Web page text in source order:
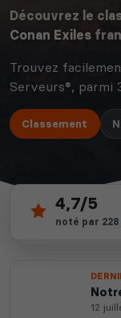
Découvrez le
Conan Exiles
Trouvez
Serveurs®, parmi
Classement
303
serveurs
depuis
14 ans
7 189
est
12